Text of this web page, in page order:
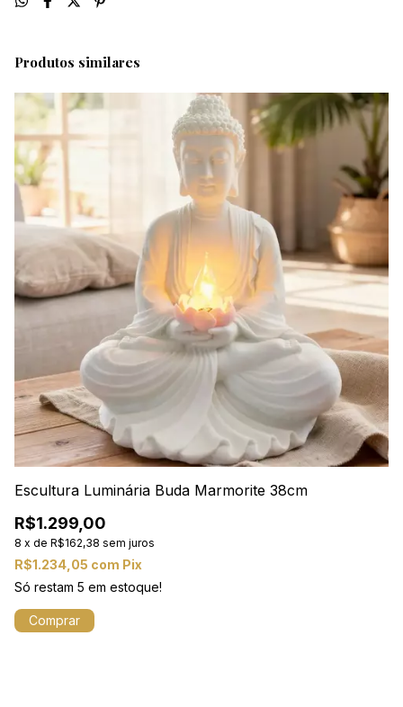
Produtos similares
Escultura Luminária Buda Marmorite 38cm
R$1.299,00
8 x de R$162,38 sem juros
R$1.234,05 com Pix
Só restam 5 em estoque!